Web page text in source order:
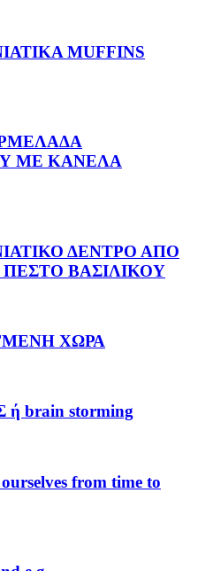
MUFFINS
ΜΕ ΚΑΝΕΛΑ
ΔΕΝΤΡΟ ΑΠΟ
ΒΑΣΙΛΙΚΟΥ
ΧΩΡΑ
brain storming
from time to